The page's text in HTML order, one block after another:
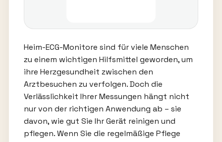
Heim-ECG-Monitore sind für viele Menschen
zu einem wichtigen Hilfsmittel geworden, um
ihre Herzgesundheit zwischen den
Arztbesuchen zu verfolgen. Doch die
Verlässlichkeit Ihrer Messungen hängt nicht
nur von der richtigen Anwendung ab – sie
davon, wie gut Sie Ihr Gerät reinigen und
pflegen. Wenn Sie die regelmäßige Pflege